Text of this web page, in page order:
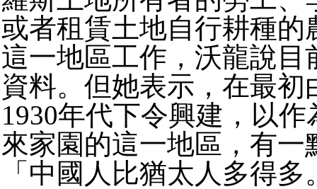
或者租賃土地自行耕種的
這一地區工作，沃龍說目
資料。但她表示，在最初
1930年代下令興建，以
來家園的這一地區，有一
「中國人比猶太人多得多